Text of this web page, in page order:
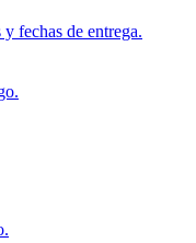
fechas de entrega.